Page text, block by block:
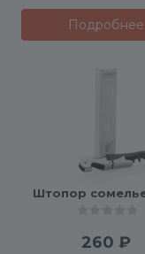
Подробнее
Штопор
260 ₽